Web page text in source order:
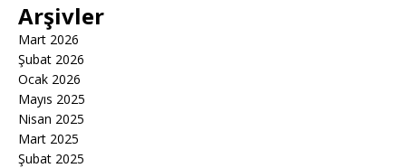
Arşivler
Mart 2026
Şubat 2026
Ocak 2026
Mayıs 2025
Nisan 2025
Mart 2025
Şubat 2025